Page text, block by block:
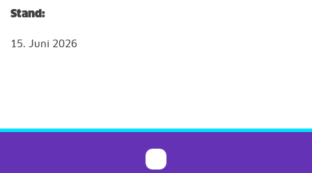
Stand:
15. Juni 2026